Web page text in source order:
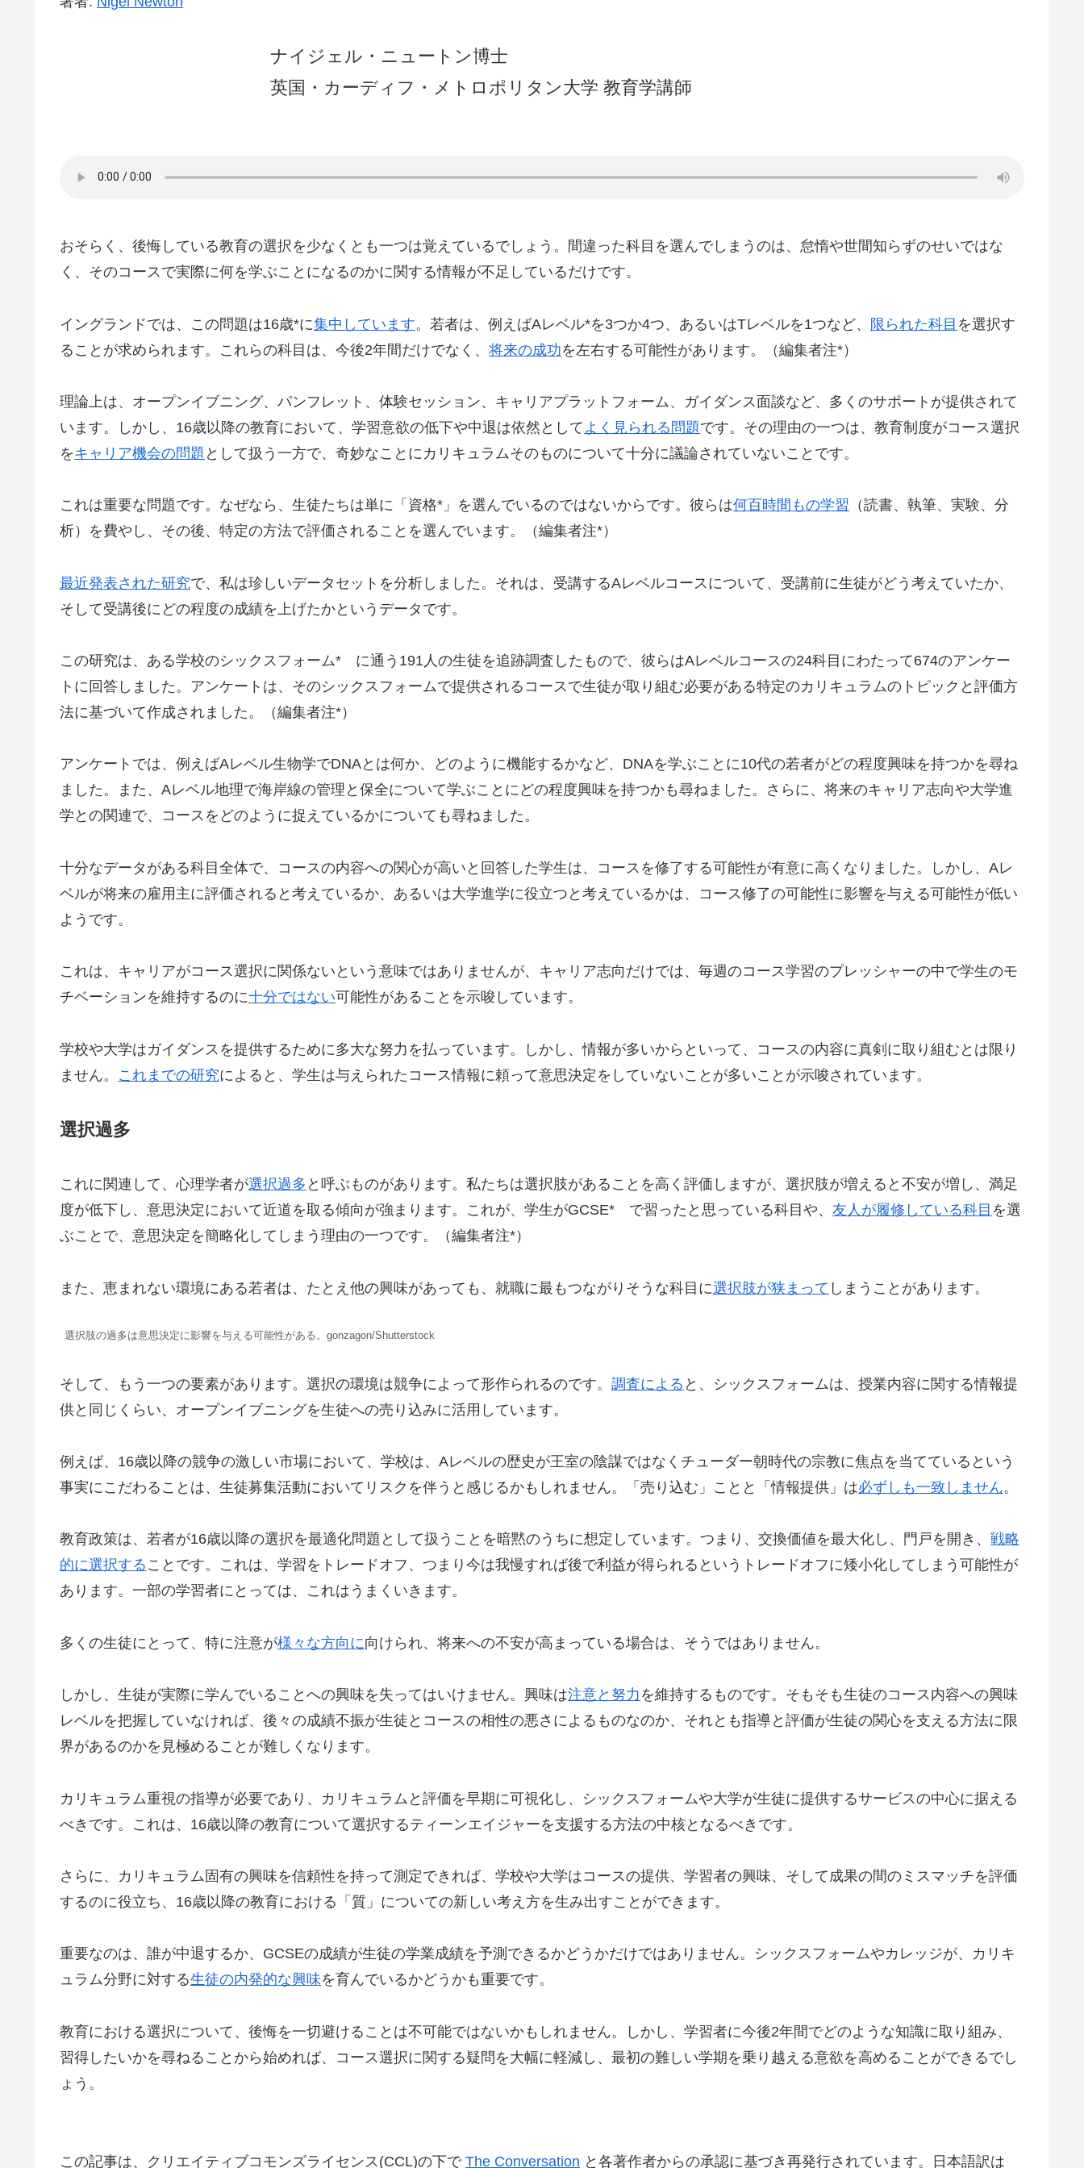
ナイジェル・ニュートン博士
英国・ カーディフ・メトロポリタン大学 教育学講師
おそらく、後悔している教育の選択を少なくとも一つは覚えているでしょう。間違った科目を選んでしまうのは、怠惰や世間知らずのせいではな
く、そのコースで実際に何を学ぶことになるのかに関する情報が不足しているだけです。
イングランドでは、この問題は16歳*に集中しています。若者は、例えばAレベル*を3つか4つ、あるいはTレベルを1つなど、 限られた科目 を選択す
ることが求められます。これらの科目は、今後2年間だけでなく、 将来の成功を左右する可能性があります。（編集者注*）
理論上は、オープンイブニング、パンフレット、体験セッション、キャリアプラットフォーム、ガイダンス面談など、多くのサポートが提供されて
います。しかし、16歳以降の教育において、学習意欲の低下や中退は依然として よく見られる問題です。その理由の一つは、教育制度がコース選択
をキャリア機会の問題 として扱う一方で、奇妙なことにカリキュラムそのものについて十分に議論されていないことです。
これは重要な問題です。なぜなら、生徒たちは単に「資格*」を選んでいるのではないからです。彼らは何百時間もの学習 （読書、執筆、実験、分
析）を費やし、その後、特定の方法で評価されることを選んでいます。（編集者注*）
最近発表された研究で、私は珍しいデータセットを分析しました。それは、受講するAレベルコースについて、受講前に生徒がどう考えていたか、
そして受講後にどの程度の成績を上げたかというデータです。
この研究は、ある学校のシックスフォーム* に通う191人の生徒を追跡調査したもので、彼らはAレベルコースの24科目にわたって674のアンケー
トに回答しました。アンケートは、そのシックスフォームで提供されるコースで生徒が取り組む必要がある特定のカリキュラムのトピックと評価方
法に基づいて作成されました。（編集者注*）
アンケートでは、例えばAレベル生物学でDNAとは何か、どのように機能するかなど、DNAを学ぶことに10代の若者がどの程度興味を持つかを尋ね
ました。また、Aレベル地理で海岸線の管理と保全について学ぶことにどの程度興味を持つかも尋ねました。さらに、将来のキャリア志向や大学進
学との関連で、コースをどのように捉えているかについても尋ねました。
十分なデータがある科目全体で、コースの内容への関心が高いと回答した学生は、コースを修了する可能性が有意に高くなりました。しかし、Aレ
ベルが将来の雇用主に評価されると考えているか、あるいは大学進学に役立つと考えているかは、コース修了の可能性に影響を与える可能性が低い
ようです。
これは、キャリアがコース選択に関係ないという意味ではありませんが、キャリア志向だけでは、毎週のコース学習のプレッシャーの中で学生のモ
チベーションを維持するのに十分ではない可能性があることを示唆しています。
学校や大学はガイダンスを提供するために多大な努力を払っています。しかし、情報が多いからといって、コースの内容に真剣に取り組むとは限り
ません。 これまでの研究によると、学生は与えられたコース情報に頼って意思決定をしていないことが多いことが示唆されています。
選択過多
これに関連して、心理学者が選択過多 と呼ぶものがあります。私たちは選択肢があることを高く評価しますが、選択肢が増えると不安が増し、満足
度が低下し、意思決定において近道を取る傾向が強まります。これが、学生がGCSE* で習ったと思っている科目や、 友人が履修している科目 を選
ぶことで、意思決定を簡略化してしまう理由の一つです。（編集者注*）
また、恵まれない環境にある若者は、たとえ他の興味があっても、就職に最もつながりそうな科目に選択肢が狭まって しまうことがあります。
選択肢の過多は意思決定に影響を与える可能性がある。gonzagon/Shutterstock
そして、もう一つの要素があります。選択の環境は競争によって形作られるのです。 調査による と、シックスフォームは、授業内容に関する情報提
供と同じくらい、オープンイブニングを生徒への売り込みに活用しています。
例えば、16歳以降の競争の激しい市場において、学校は、Aレベルの歴史が王室の陰謀ではなくチューダー朝時代の宗教に焦点を当てているという
事実にこだわることは、生徒募集活動においてリスクを伴うと感じるかもしれません。「売り込む」ことと「情報提供」は必ずしも一致しません。
教育政策は、若者が16歳以降の選択を最適化問題として扱うことを暗黙のうちに想定しています。つまり、交換価値を最大化し、門戸を開き、 戦略
的に選択する ことです。これは、学習をトレードオフ、つまり今は我慢すれば後で利益が得られるというトレードオフに矮小化してしまう可能性が
あります。一部の学習者にとっては、これはうまくいきます。
多くの生徒にとって、特に注意が様々な方向に向けられ、将来への不安が高まっている場合は、そうではありません。
しかし、生徒が実際に学んでいることへの興味を失ってはいけません。興味は注意と努力 を維持するものです。そもそも生徒のコース内容への興味
レベルを把握していなければ、後々の成績不振が生徒とコースの相性の悪さによるものなのか、それとも指導と評価が生徒の関心を支える方法に限
界があるのか​​を見極めることが難しくなります。
カリキュラム重視の指導が必要であり、カリキュラムと評価を早期に可視化し、シックスフォームや大学が生徒に提供するサービスの中心に据える
べきです。これは、16歳以降の教育について選択するティーンエイジャーを支援する方法の中核となるべきです。
さらに、カリキュラム固有の興味を信頼性を持って測定できれば、学校や大学はコースの提供、学習者の興味、そして成果の間のミスマッチを評価
するのに役立ち、16歳以降の教育における「質」についての新しい考え方を生み出すことができます。
重要なのは、誰が中退するか、GCSEの成績が生徒の学業成績を予測できるかどうかだけではありません。シックスフォームやカレッジが、カリキ
ュラム分野に対する生徒の内発的な興味を育んでいるかどうかも重要です。
教育における選択について、後悔を一切避けることは不可能ではないかもしれません。しかし、学習者に今後2年間でどのような知識に取り組み、
習得したいかを尋ねることから始めれば、コース選択に関する疑問を大幅に軽減し、最初の難しい学期を乗り越える意欲を高めることができるでし
ょう。
この記事は、クリエイティブコモンズライセンス(CCL)の下で The Conversation と各著作者からの承認に基づき再発行されています。日本語訳は